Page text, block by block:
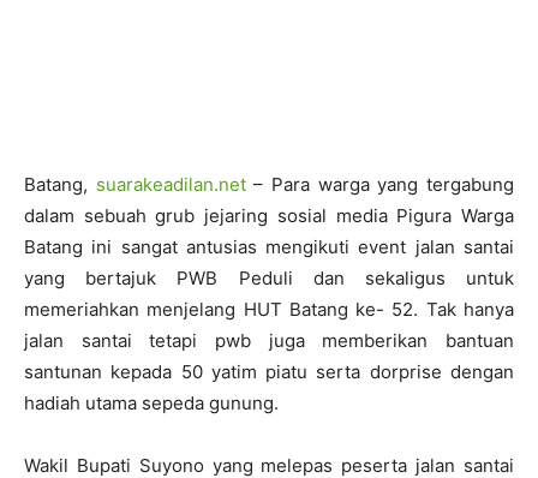
Batang, suarakeadilan.net– Para warga yang tergabung
dalam sebuah grub jejaring sosial media Pigura Warga
Batang ini sangat antusias mengikuti event jalan santai
yang bertajuk PWB Peduli dan sekaligus untuk
memeriahkan menjelang HUT Batang ke- 52. Tak hanya
jalan santai tetapi pwb juga memberikan bantuan
santunan kepada 50 yatim piatu serta dorprise dengan
hadiah utama sepeda gunung.
Wakil Bupati Suyono yang melepas peserta jalan santai